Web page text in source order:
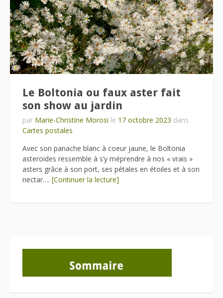
Le Boltonia ou faux aster fait
son show au jardin
par Marie-Christine Morosi le 17 octobre 2023 dans
Cartes postales
Avec son panache blanc à coeur jaune, le Boltonia
asteroides ressemble à s’y méprendre à nos « vrais »
asters grâce à son port, ses pétales en étoiles et à son
nectar…. [Continuer la lecture]